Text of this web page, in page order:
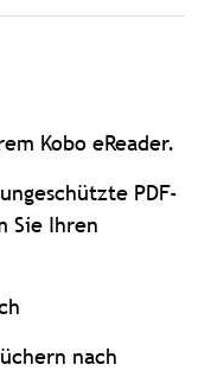
Kobo eReader.
PDF-
Sie Ihren
nach